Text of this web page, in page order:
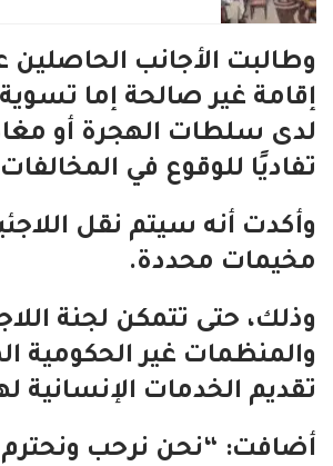
وطالبت الأجانب الحاصلين
إقامة غير صالحة إما
لدى سلطات الهجرة أو
تفاديًا للوقوع في
وأكدت أنه سيتم نقل
مخيمات محددة.
وذلك، حتى تتمكن لجنة
والمنظمات غير الحكومية
تقديم الخدمات الإنسانية
أضافت: “نحن نرحب